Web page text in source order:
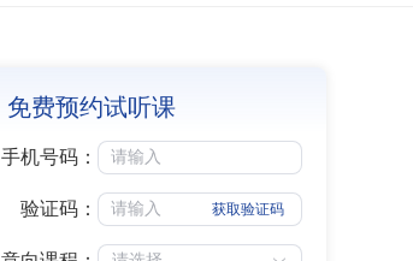
免费预约试听课
手机号码：
验证码： 获取验证码